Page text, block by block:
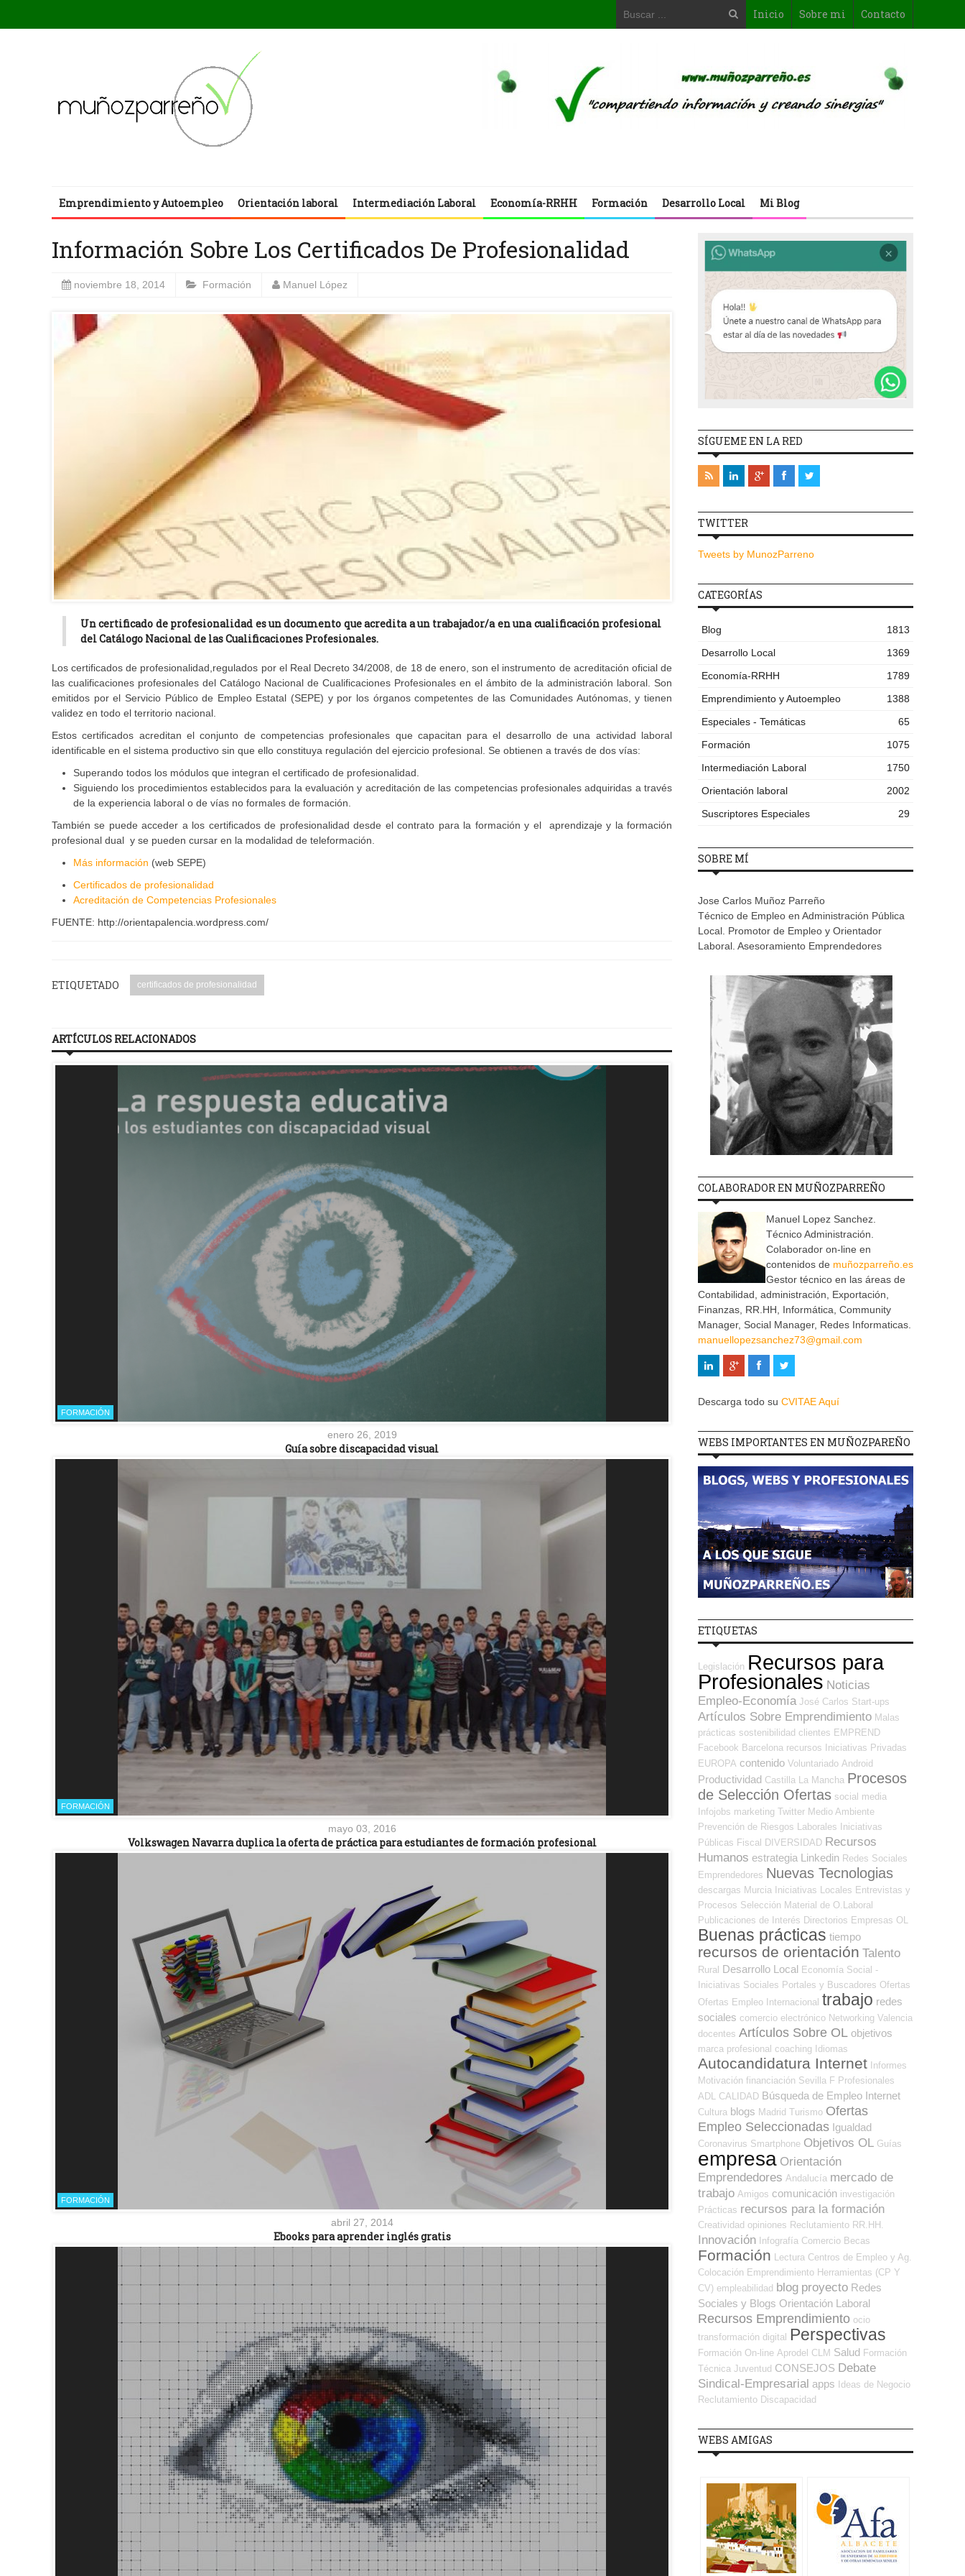
Inicio Sobre mi Contacto
Emprendimiento y Autoempleo Orientación laboral Intermediación Laboral Economía-RRHH Formación Desarrollo Local Mi Blog
Información Sobre Los Certificados De Profesionalidad
noviembre 18, 2014 Formación Manuel López
Un certificado de profesionalidad es un documento que acredita a un trabajador/a en una cualificación profesional
del Catálogo Nacional de las Cualificaciones Profesionales.
Los certificados de profesionalidad,regulados por el Real Decreto 34/2008, de 18 de enero, son el instrumento de acreditación oficial de
las cualificaciones profesionales del Catálogo Nacional de Cualificaciones Profesionales en el ámbito de la administración laboral. Son
emitidos por el Servicio Público de Empleo Estatal (SEPE) y por los órganos competentes de las Comunidades Autónomas, y tienen
validez en todo el territorio nacional.
Estos certificados acreditan el conjunto de competencias profesionales que capacitan para el desarrollo de una actividad laboral
identificable en el sistema productivo sin que ello constituya regulación del ejercicio profesional. Se obtienen a través de dos vías:
Superando todos los módulos que integran el certificado de profesionalidad.
Siguiendo los procedimientos establecidos para la evaluación y acreditación de las competencias profesionales adquiridas a través
de la experiencia laboral o de vías no formales de formación.
También se puede acceder a los certificados de profesionalidad desde el contrato para la formación y el aprendizaje y la formación
profesional dual y se pueden cursar en la modalidad de teleformación.
Más información (web SEPE)
Certificados de profesionalidad
Acreditación de Competencias Profesionales
FUENTE: http://orientapalencia.wordpress.com/
ETIQUETADO certificados de profesionalidad
ARTÍCULOS RELACIONADOS
FORMACIÓN
enero 26, 2019
Guía sobre discapacidad visual
FORMACIÓN
mayo 03, 2016
Volkswagen Navarra duplica la oferta de práctica para estudiantes de formación profesional
FORMACIÓN
abril 27, 2014
Ebooks para aprender inglés gratis
SÍGUEME EN LA RED
TWITTER
Tweets by MunozParreno
CATEGORÍAS
Blog
1813
Desarrollo Local
1369
Economía-RRHH
1789
Emprendimiento y Autoempleo
1388
Especiales - Temáticas
65
Formación
1075
Intermediación Laboral
1750
Orientación laboral
2002
Suscriptores Especiales
29
SOBRE MÍ
Jose Carlos Muñoz Parreño
Técnico de Empleo en Administración Pública
Local. Promotor de Empleo y Orientador
Laboral. Asesoramiento Emprendedores
COLABORADOR EN MUÑOZPARREÑO
Manuel Lopez Sanchez.
Técnico Administración.
Colaborador on-line en
contenidos de muñozparreño.es
Gestor técnico en las áreas de
Contabilidad, administración, Exportación,
Finanzas, RR.HH, Informática, Community
Manager, Social Manager, Redes Informaticas.
manuellopezsanchez73@gmail.com
Descarga todo su CVITAE Aquí
WEBS IMPORTANTES EN MUÑOZPAREÑO
ETIQUETAS
Legislación Recursos para
Profesionales Noticias
Empleo-Economía José Carlos Start-ups
Artículos Sobre Emprendimiento Malas
prácticas sostenibilidad clientes EMPREND
Facebook Barcelona recursos
Iniciativas Privadas
EUROPA contenido Voluntariado Android
Productividad Castilla La Mancha Procesos
de Selección Ofertas social media
Infojobs marketing Twitter Medio Ambiente
Prevención de Riesgos Laborales
Iniciativas
Públicas Fiscal DIVERSIDAD Recursos
Humanos estrategia Linkedin Redes Sociales
Emprendedores Nuevas Tecnologias
descargas Murcia Iniciativas Locales Entrevistas y
Procesos Selección Material de O.Laboral
Publicaciones de Interés Directorios Empresas OL
Buenas prácticas tiempo
recursos de orientación Talento
Rural Desarrollo Local Economía Social -
Iniciativas Sociales Portales y Buscadores Ofertas
Ofertas Empleo Internacional trabajo redes
sociales comercio electrónico Networking Valencia
docentes Artículos Sobre OL objetivos
marca profesional coaching Idiomas
Autocandidatura Internet Informes
Motivación financiación Sevilla F Profesionales
ADL
CALIDAD Búsqueda de Empleo Internet
Cultura blogs Madrid Turismo Ofertas
Empleo Seleccionadas Igualdad
Coronavirus Smartphone Objetivos OL Guías
empresa Orientación
Emprendedores Andalucía mercado de
trabajo Amigos comunicación investigación
Prácticas recursos para la formación
Creatividad opiniones Reclutamiento RR.HH.
Innovación Infografía Comercio Becas
Formación Lectura Centros de Empleo y Ag.
Colocación Emprendimiento Herramientas (CP Y
CV) empleabilidad blog proyecto Redes
Sociales y Blogs Orientación Laboral
Recursos Emprendimiento ocio
transformación digital
Perspectivas
Formación On-line Aprodel CLM Salud Formación
Técnica Juventud CONSEJOS Debate
Sindical-Empresarial apps
Ideas de Negocio
Reclutamiento Discapacidad
WEBS AMIGAS